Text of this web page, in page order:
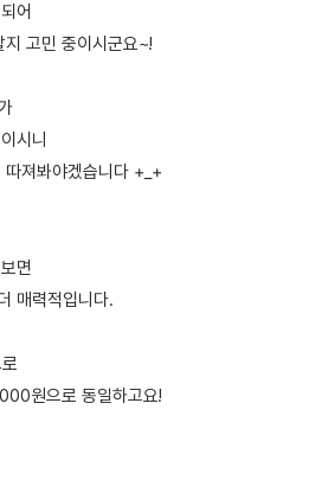
어
고민 중이시군요~!
시니
져봐야겠습니다 +_+
면
매력적입니다.
원으로 동일하고요!